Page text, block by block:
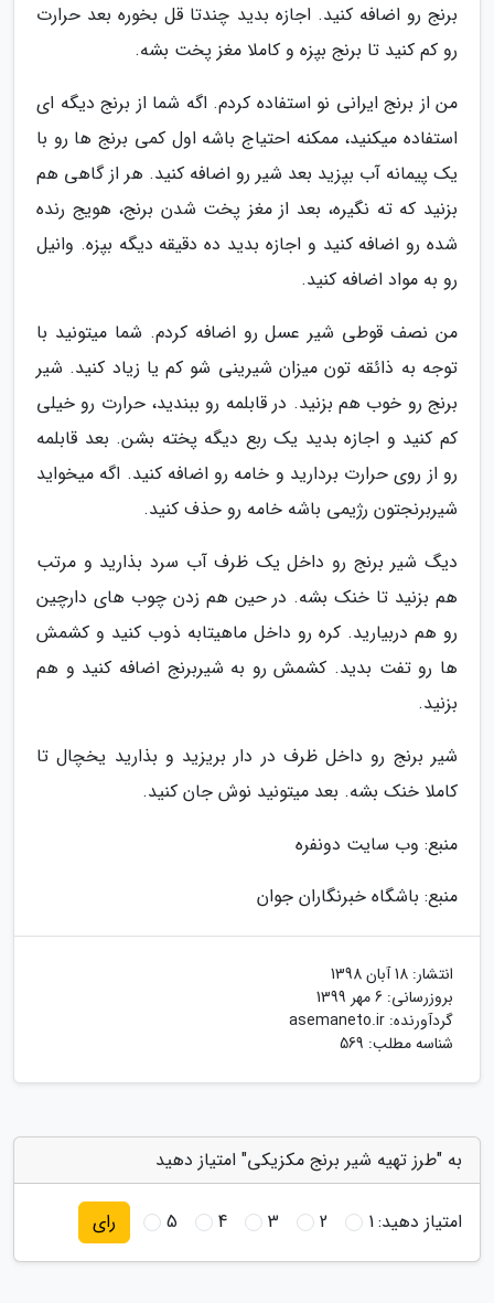
برنج رو اضافه کنید. اجازه بدید چندتا قل بخوره بعد حرارت
رو کم کنید تا برنج بپزه و کاملا مغز پخت بشه.
من از برنج ایرانی نو استفاده کردم. اگه شما از برنج دیگه ای
استفاده میکنید، ممکنه احتیاج باشه اول کمی برنج ها رو با
یک پیمانه آب بپزید بعد شیر رو اضافه کنید. هر از گاهی هم
بزنید که ته نگیره، بعد از مغز پخت شدن برنج، هویج رنده
شده رو اضافه کنید و اجازه بدید ده دقیقه دیگه بپزه. وانیل
رو به مواد اضافه کنید.
من نصف قوطی شیر عسل رو اضافه کردم. شما میتونید با
توجه به ذائقه تون میزان شیرینی شو کم یا زیاد کنید. شیر
برنج رو خوب هم بزنید. در قابلمه رو ببندید، حرارت رو خیلی
کم کنید و اجازه بدید یک ربع دیگه پخته بشن. بعد قابلمه
رو از روی حرارت بردارید و خامه رو اضافه کنید. اگه میخواید
شیربرنجتون رژیمی باشه خامه رو حذف کنید.
دیگ شیر برنج رو داخل یک ظرف آب سرد بذارید و مرتب
هم بزنید تا خنک بشه. در حین هم زدن چوب های دارچین
رو هم دربیارید. کره رو داخل ماهیتابه ذوب کنید و کشمش
ها رو تفت بدید. کشمش رو به شیربرنج اضافه کنید و هم
بزنید.
شیر برنج رو داخل ظرف در دار بریزید و بذارید یخچال تا
کاملا خنک بشه. بعد میتونید نوش جان کنید.
منبع: وب سایت دونفره
منبع: باشگاه خبرنگاران جوان
انتشار: 18 آبان 1398
بروزرسانی: 6 مهر 1399
گردآورنده: asemaneto.ir
شناسه مطلب: 569
به "طرز تهیه شیر برنج مکزیکی" امتیاز دهید
امتیاز دهید:1
2
3
4
5 رای